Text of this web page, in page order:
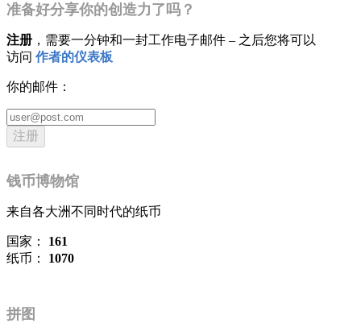
准备好分享你的创造力了吗？
注册 ，需要一分钟和一封工作电子邮件 – 之后您将可以
访问 作者的仪表板
你的邮件：
注册
钱币博物馆
来自各大洲不同时代的纸币
国家： 161
纸币： 1070
拼图